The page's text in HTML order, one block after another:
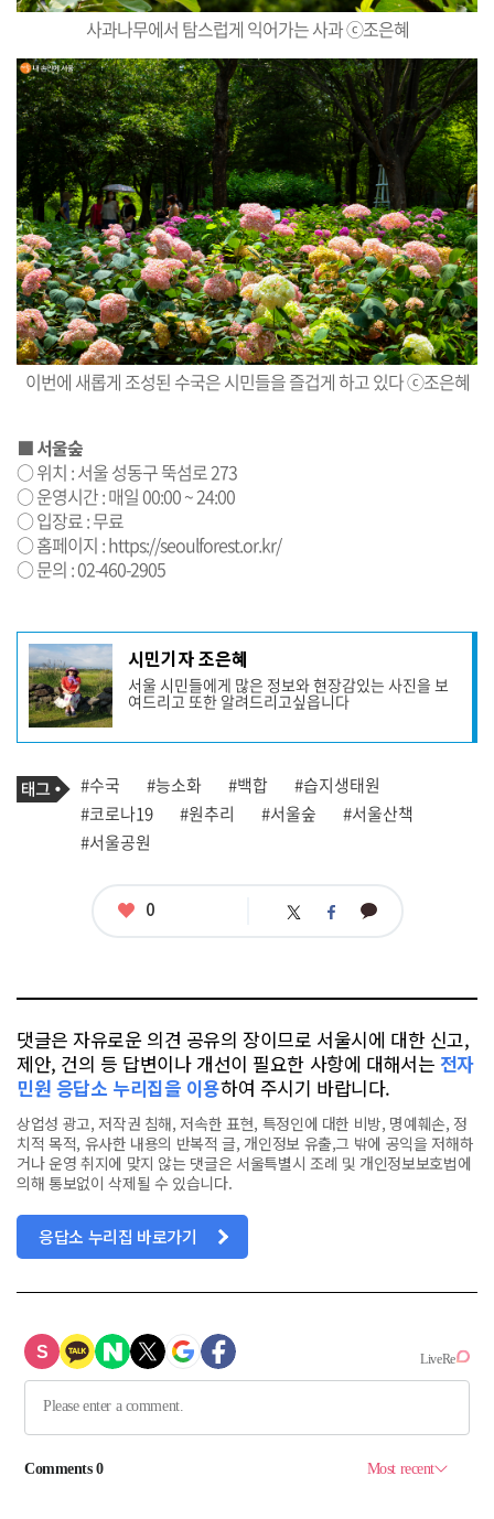
사과나무에서 탐스럽게 익어가는 사과 ⓒ조은혜
이번에 새롭게 조성된 수국은 시민들을 즐겁게 하고 있다 ⓒ조은혜
■ 서울숲
○ 위치 : 서울 성동구 뚝섬로 273
○ 운영시간 : 매일 00:00 ~ 24:00
○ 입장료 : 무료
○ 홈페이지 :https://seoulforest.or.kr/
○ 문의 : 02-460-2905
기
사
작
성
자
프
필
시민기자 조은혜
서울 시민들에게 많은 정보와 현장감있는 사진을 보
여드리고 또한 알려드리고싶읍니다
기
사
관
련
태
태
그
#수국 #능소화 #백합
#습지생태원
#코로나19
#원추리 #서울숲
#서울산책
#서울공원
좋
0 트 페 카
댓글은 자유로운 의견 공유의 장이므로 서울시에 대한 신고,
제안, 건의 등 답변이나 개선이 필요한 사항에 대해서는 전자
민원 응답소 누리집을 이용하여 주시기 바랍니다.
상업성 광고, 저작권 침해, 저속한 표현, 특정인에 대한 비방, 명예훼손, 정
치적 목적, 유사한 내용의 반복적 글, 개인정보 유출,그 밖에 공익을 저해하
거나 운영 취지에 맞지 않는 댓글은 서울특별시 조례 및 개인정보보호법에
의해 통보없이 삭제될 수 있습니다.
응답소 누리집 바로가기